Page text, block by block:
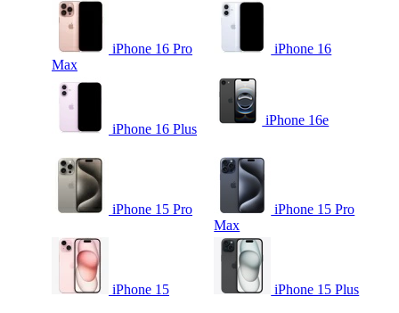
iPhone 16 Pro
Max
iPhone 16
iPhone 16 Plus
iPhone 16e
iPhone 15 Pro
iPhone 15 Pro
Max
iPhone 15 iPhone 15 Plus